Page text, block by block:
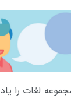
لغات را